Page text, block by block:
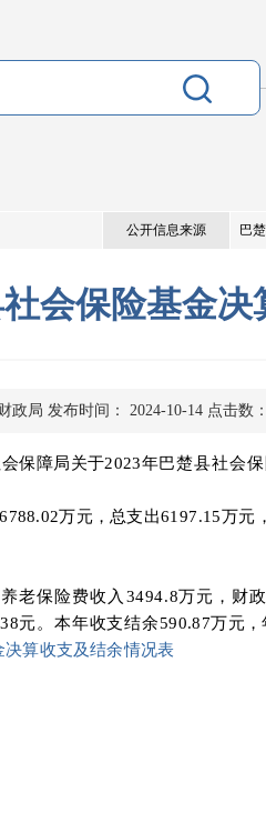
公开信息来源 巴
会保险基金决
政局 发布时间： 2024-10-14 点击数：
保障局关于2023年巴楚县社会
6788.02万元，总支出6197.15万元
老保险费收入 3494.8万元，财
元。本年收支结余590.87万元，
算收支及结余情况表